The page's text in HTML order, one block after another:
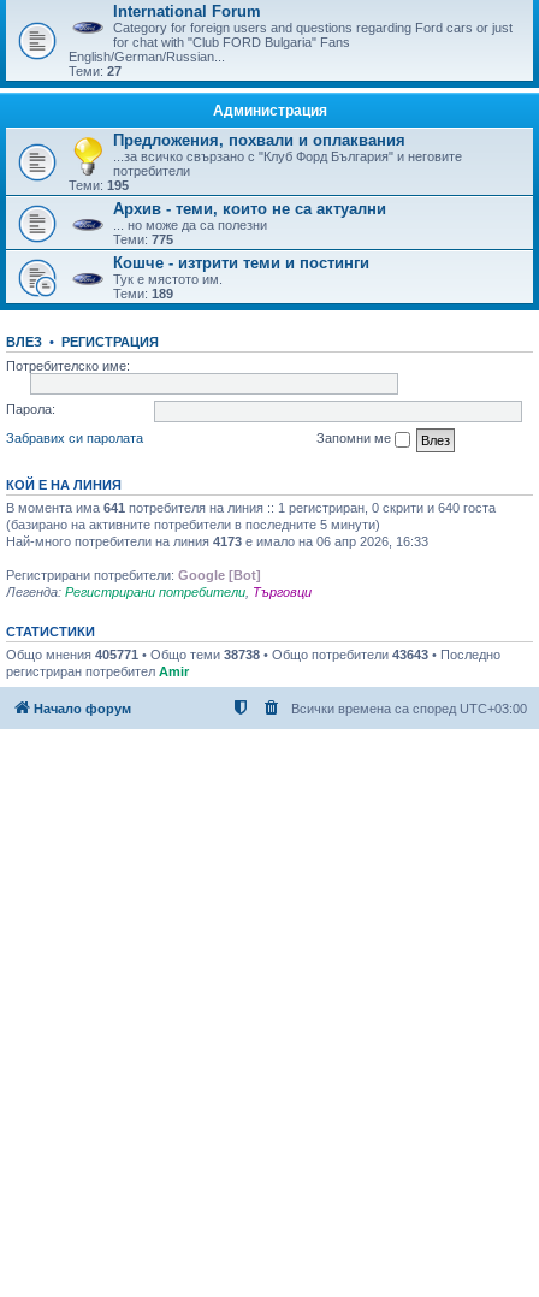
International Forum
Category for foreign users and questions regarding Ford cars or just
for chat with "Club FORD Bulgaria" Fans
English/German/Russian...
Теми: 27
Администрация
Предложения, похвали и оплаквания
...за всичко свързано с "Клуб Форд България" и неговите
потребители
Теми: 195
Архив - теми, които не са актуални
... но може да са полезни
Теми: 775
Кошче - изтрити теми и постинги
Тук е мястото им.
Теми: 189
ВЛЕЗ • РЕГИСТРАЦИЯ
Потребителско име:
Парола:
Забравих си паролата
Запомни ме
КОЙ Е НА ЛИНИЯ
В момента има 641 потребителя на линия :: 1 регистриран, 0 скрити и 640 госта
(базирано на активните потребители в последните 5 минути)
Най-много потребители на линия 4173 е имало на 06 апр 2026, 16:33
Регистрирани потребители: Google [Bot]
Легенда: Регистрирани потребители Търговци
СТАТИСТИКИ
Общо мнения 405771 • Общо теми 38738 • Общо потребители 43643 • Последно
регистриран потребител Amir
Начало форум Всички времена са според UTC+03:00